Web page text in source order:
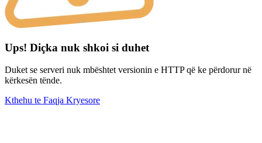
Ups! Diçka nuk shkoi si duhet
Duket se serveri nuk mbështet versionin e HTTP që ke përdorur në
kërkesën tënde.
Kthehu te Faqja Kryesore